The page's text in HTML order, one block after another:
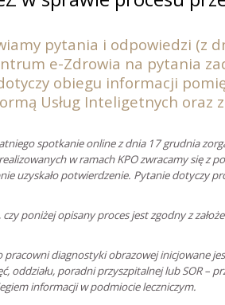
pytania i odpowiedzi (z
e-Zdrowia na pytania
obiegu informacji
Usług Inteligetnych oraz
spotkanie online z dnia 17 grudnia
w ramach KPO zwracamy się z
uzyskało potwierdzenie. Pytanie dotyczy
czy poniżej opisany proces jest zgodny z
pracowni diagnostyki obrazowej inicjowane
oddziału, poradni przyszpitalnej lub SOR –
informacji w podmiocie leczniczym.